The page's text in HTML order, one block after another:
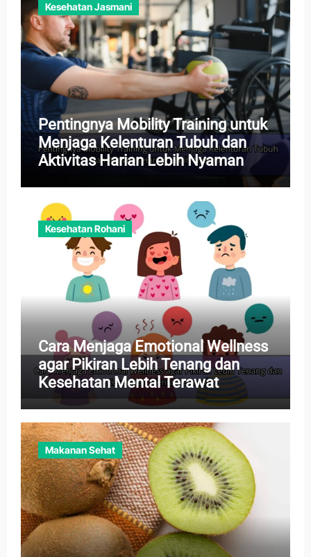
Kesehatan Jasmani
Pentingnya Mobility Training untuk
Menjaga Kelenturan Tubuh dan
Aktivitas Harian Lebih Nyaman
Kesehatan Rohani
Cara Menjaga Emotional Wellness
agar Pikiran Lebih Tenang dan
Kesehatan Mental Terawat
Makanan Sehat